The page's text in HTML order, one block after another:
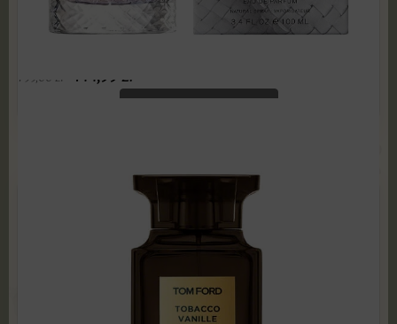
Bottega Veneta - Parco Palladiano VII Lilla 100 ml
799,00 zł 144,99 zł